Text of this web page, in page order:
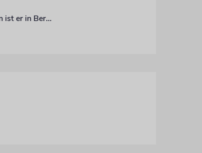
Claus Peymann prägte das Theater im deutschen Sprachraum wie nur wenige andere. Nun ist er in Berlin gestorben. Erinnerungen an einen Giganten der Kulturszene